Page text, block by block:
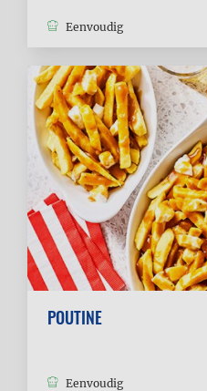
Eenvoudig
POUTINE
Eenvoudig